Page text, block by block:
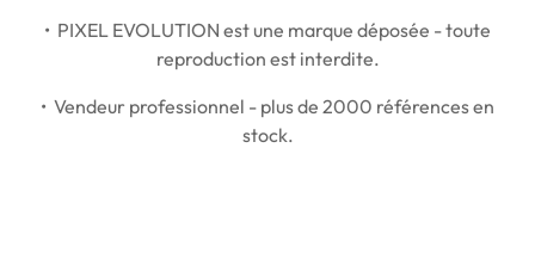
• PIXEL EVOLUTION est une marque déposée - toute
reproduction est interdite.
• Vendeur professionnel - plus de 2000 références en
stock.